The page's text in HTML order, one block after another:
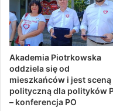
Akademia Piotrkowska
oddziela się od
mieszkańców i jest sceną
polityczną dla polityków
– konferencja PO